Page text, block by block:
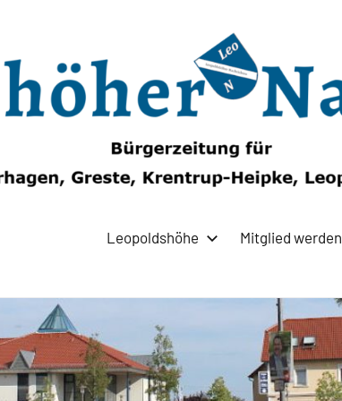
Leopoldshöhe Mitglied werden